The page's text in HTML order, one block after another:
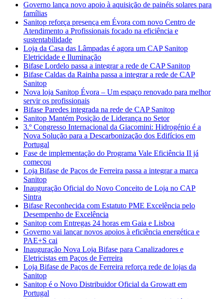
Governo lança novo apoio à aquisição de painéis solares para
famílias
Sanitop reforça presença em Évora com novo Centro de
Atendimento a Profissionais focado na eficiência e
sustentabilidade
Loja da Casa das Lâmpadas é agora um CAP Sanitop
Eletricidade e Iluminação
Bifase Lordelo passa a integrar a rede de CAP Sanitop
Bifase Caldas da Rainha passa a integrar a rede de CAP
Sanitop
Nova loja Sanitop Évora – Um espaço renovado para melhor
servir os profissionais
Bifase Paredes integrada na rede de CAP Sanitop
Sanitop Mantém Posição de Liderança no Setor
3.º Congresso Internacional da Giacomini: Hidrogénio é a
Nova Solução para a Descarbonização dos Edifícios em
Portugal
Fase de implementação do Programa Vale Eficiência II já
começou
Loja Bifase de Paços de Ferreira passa a integrar a marca
Sanitop
Inauguração Oficial do Novo Conceito de Loja no CAP
Sintra
Bifase Reconhecida com Estatuto PME Excelência pelo
Desempenho de Excelência
Sanitop com Entregas 24 horas em Gaia e Lisboa
Governo vai lançar novos apoios à eficiência energética e
PAE+S cai
Inauguração Nova Loja Bifase para Canalizadores e
Eletricistas em Paços de Ferreira
Loja Bifase de Paços de Ferreira reforça rede de lojas da
Sanitop
Sanitop é o Novo Distribuidor Oficial da Growatt em
Portugal